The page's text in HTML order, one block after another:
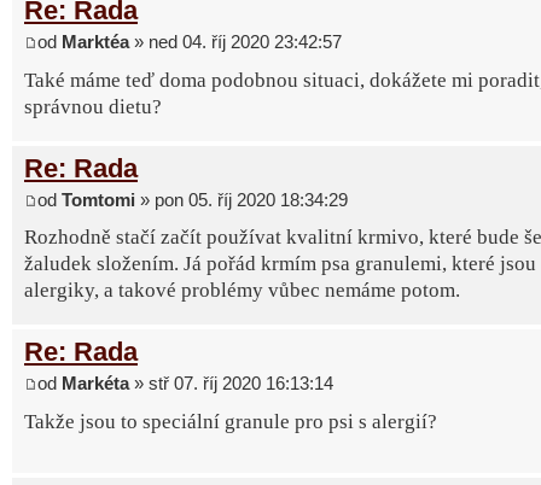
Re: Rada
od Marktéa» ned 04. říj 2020 23:42:57
Také máme teď doma podobnou situaci, dokážete mi
správnou dietu?
Re: Rada
od Tomtomi » pon 05. říj 2020 18:34:29
Rozhodně stačí začít používat kvalitní krmivo, které bude
žaludek složením. Já pořád krmím psa granulemi, které
alergiky, a takové problémy vůbec nemáme potom.
Re: Rada
od Markéta» stř 07. říj 2020 16:13:14
Takže jsou to speciální granule pro psi s alergií?